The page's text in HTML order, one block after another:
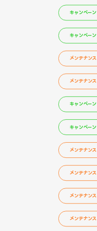
キャンペーン
キャンペーン
メンテナンス
メンテナンス
キャンペーン
キャンペーン
メンテナンス
メンテナンス
メンテナンス
メンテナンス